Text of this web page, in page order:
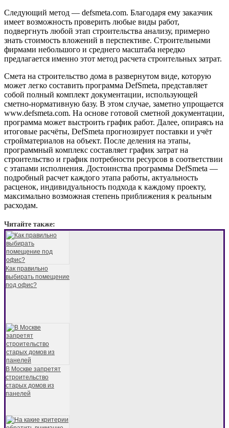
Следующий метод — defsmeta.com. Благодаря ему заказчик
имеет возможность проверить любые виды работ,
подвергнуть любой этап строительства анализу, примерно
знать стоимость вложений в перспективе. Строительными
фирмами небольшого и среднего масштаба нередко
предлагается именно этот метод расчета строительных затрат.
Смета на строительство дома в развернутом виде, которую
может легко составить программа DefSmeta, представляет
собой полный комплект документации, использующей
сметно-нормативную базу. В этом случае, заметно упрощается
www.defsmeta.com. На основе готовой сметной документации,
программа может выстроить график работ. Далее, опираясь на
итоговые расчёты, DefSmeta прогнозирует поставки и учёт
стройматериалов на объект. После деления на этапы,
программный комплекс составляет график затрат на
строительство и график потребности ресурсов в соответствии
с этапами исполнения. Достоинства программы DefSmeta —
подробный расчет каждого этапа работы, актуальность
расценок, индивидуальность подхода к каждому проекту,
максимально возможная степень приближения к реальным
расходам.
Читайте также:
Как правильно
выбирать помещение
под офис?
В Москве запретят
строительство
старых домов из
панелей